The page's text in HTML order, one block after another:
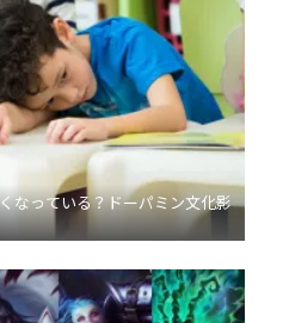
なっている？ドーパミン文化影